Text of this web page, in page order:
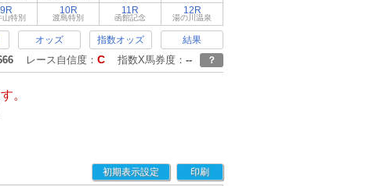
9R
山特別
10R
渡島特別
11R
函館記念
12R
湯の川温泉
オッズ 指数オッズ 結果
レース自信度： C 指数X馬券度： -- ？
。
初期表示設定 印刷